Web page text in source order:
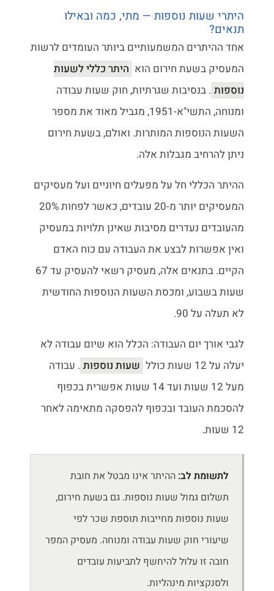
היתרי שעות נוספות — מתי, כמה ובאילו
תנאים?
אחד ההיתרים המשמעותיים ביותר העומדים לרשות
המעסיק בשעת חירום הוא היתר כללי לשעות
נוספות . בנסיבות שגרתיות, חוק שעות עבודה
ומנוחה, התשי"א-1951, מגביל מאוד את מספר
השעות הנוספות המותרות. ואולם, בשעת חירום
ניתן להרחיב מגבלות אלה.
ההיתר הכללי חל על מפעלים חיוניים ועל מעסיקים
המעסיקים יותר מ-20 עובדים, כאשר לפחות 20%
מהעובדים נעדרים מסיבות שאינן תלויות במעסיק
ואין אפשרות לבצע את העבודה עם כוח האדם
הקיים. בתנאים אלה, מעסיק רשאי להעסיק עד 67
שעות בשבוע, ומכסת השעות הנוספות החודשית
לא תעלה על 90.
לגבי אורך יום העבודה: הכלל הוא שיום עבודה לא
יעלה על 12 שעות כולל
שעות נוספות . עבודה
מעל 12 שעות ועד 14 שעות אפשרית בכפוף
להסכמת העובד ובכפוף להפסקה מתאימה לאחר
12 שעות.
לתשומת לב: ההיתר אינו מבטל את חובת
תשלום גמול שעות נוספות. גם בשעת חירום,
שעות נוספות מחייבות תוספת שכר לפי
שיעורי חוק שעות עבודה ומנוחה. מעסיק המפר
חובה זו עלול להיחשף לתביעות עובדים
ולסנקציות מינהליות.